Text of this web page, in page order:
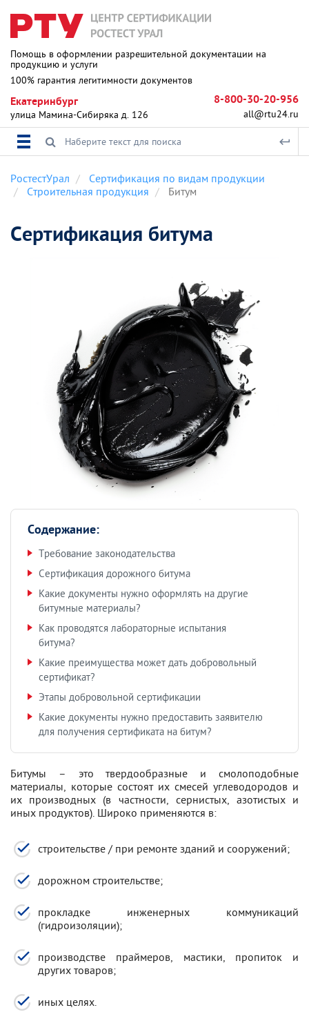
Помощь в оформлении разрешительной документации на
продукцию и услуги
100% гарантия легитимности документов
Екатеринбург
улица Мамина-Сибиряка д. 126
8-800-30-20-956
all@rtu24.ru
РостестУрал
Сертификация по видам продукции
Строительная продукция
Битум
Сертификация битума
Содержание:
Требование законодательства
Сертификация дорожного битума
Какие документы нужно оформлять на другие
битумные материалы?
Как проводятся лабораторные испытания
битума?
Какие преимущества может дать добровольный
сертификат?
Этапы добровольной сертификации
Какие документы нужно предоставить заявителю
для получения сертификата на битум?
Битумы – это твердообразные и смолоподобные
материалы, которые состоят их смесей углеводородов и
их производных (в частности, сернистых, азотистых и
иных продуктов). Широко применяются в:
строительстве / при ремонте зданий и сооружений;
дорожном строительстве;
прокладке инженерных коммуникаций
(гидроизоляции);
производстве праймеров, мастики, пропиток и
других товаров;
иных целях.